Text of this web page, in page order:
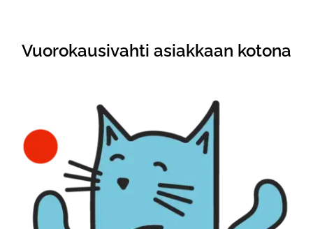
Vuorokausivahti asiakkaan kotona